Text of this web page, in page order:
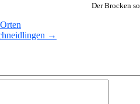
Der Brocken
→